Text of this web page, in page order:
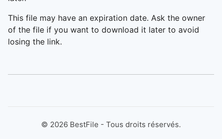
This file may have an expiration date. Ask the owner
of the file if you want to download it later to avoid
losing the link.
© 2026 BestFile - Tous droits réservés.